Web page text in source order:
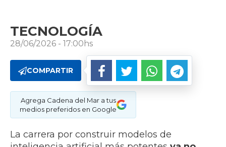
TECNOLOGÍA
28/06/2026 - 17:00hs
COMPARTIR
Agrega Cadena del Mar a tus
medios preferidos en Google
La carrera por construir modelos de